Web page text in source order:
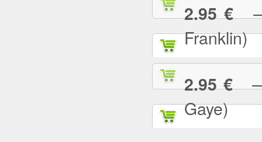
2.95 €—
Franklin)
2.95 €—
Gaye)